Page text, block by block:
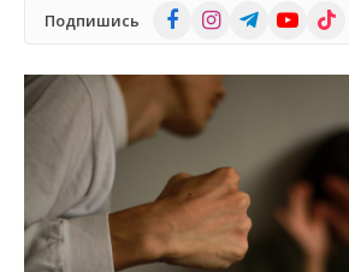
Подпишись FacebookInstagramTelegramYouTube
TikTok